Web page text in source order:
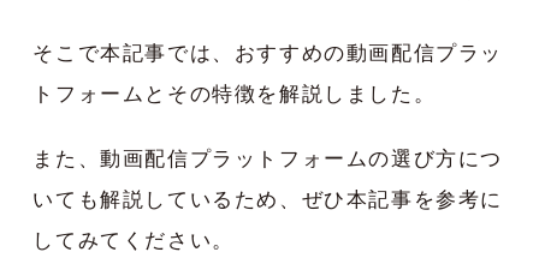
そこで本記事では、おすすめの動画配信プラッ
トフォームとその特徴を解説しました。
また、動画配信プラットフォームの選び方につ
いても解説しているため、ぜひ本記事を参考に
してみてください。